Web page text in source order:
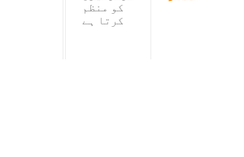
کو منظم
کرتا ہے